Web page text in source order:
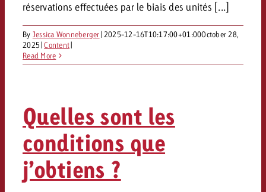
Souhaitez-vous planifier une
publicitaire et avez-vous
Souhaitez-vous en savoir
publicité OOH et avez-vous
conseils ?
publicité audio et avez
?
Contactez-nous
Contenu
réservations effectuées par le biais des unités [...]
By Jessica Wonneberger| 2025-12-16T10:17:00+01:00October 28,
2025|Content|
Read More
Quelles sont les
conditions que
j’obtiens ?